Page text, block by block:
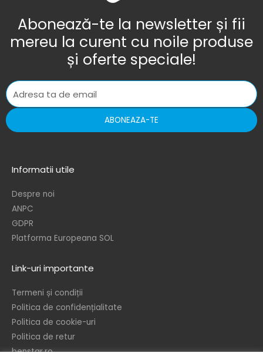
Abonează-te la newsletter și fii
mereu la curent cu noile produse
și oferte speciale!
ABONEAZA-TE
Informatii utile
Despre noi
ANPC
GDPR
Platforma Europeana SOL
Link-uri importante
Termeni și condiții
Politica de confidențialitate
Politica de cookie-uri
Politica de retur